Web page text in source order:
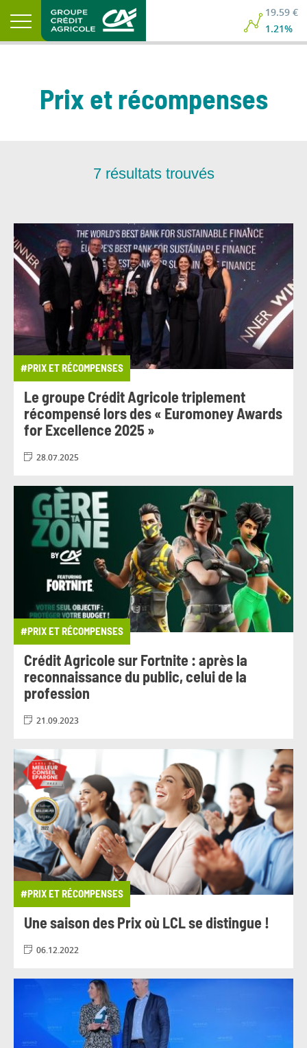
19.59 €
1.21%
Prix et récompenses
7résultats trouvés
#PRIX ET RÉCOMPENSES
Le groupe Crédit Agricole triplement
récompensé lors des « Euromoney Awards
for Excellence 2025 »
28.07.2025
#PRIX ET RÉCOMPENSES
Crédit Agricole sur Fortnite : après la
reconnaissance du public, celui de la
profession
21.09.2023
#PRIX ET RÉCOMPENSES
Une saison des Prix où LCL se distingue !
06.12.2022